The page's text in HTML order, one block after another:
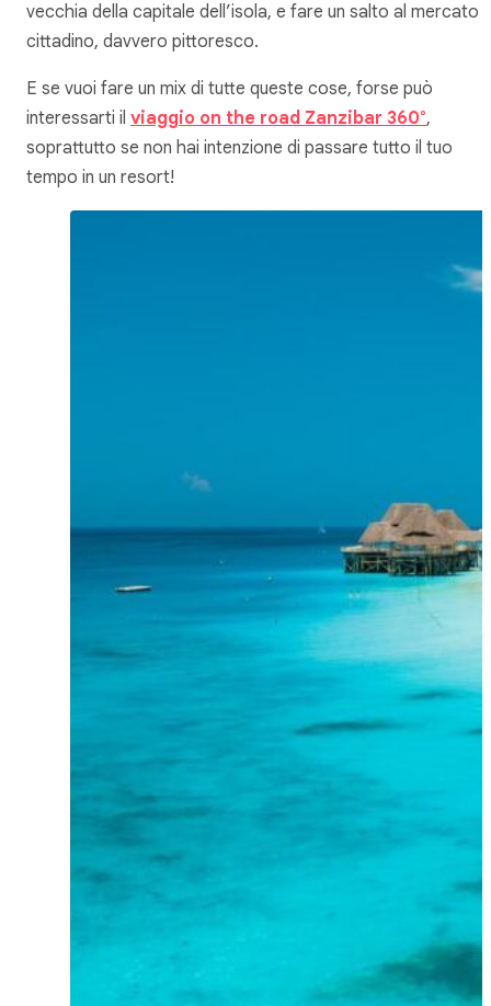
vecchia della capitale dell’isola, e fare un salto al mercato
cittadino, davvero pittoresco.
E se vuoi fare un mix di tutte queste cose, forse può
interessarti il viaggio on the road Zanzibar 360°,
soprattutto se non hai intenzione di passare tutto il tuo
tempo in un resort!